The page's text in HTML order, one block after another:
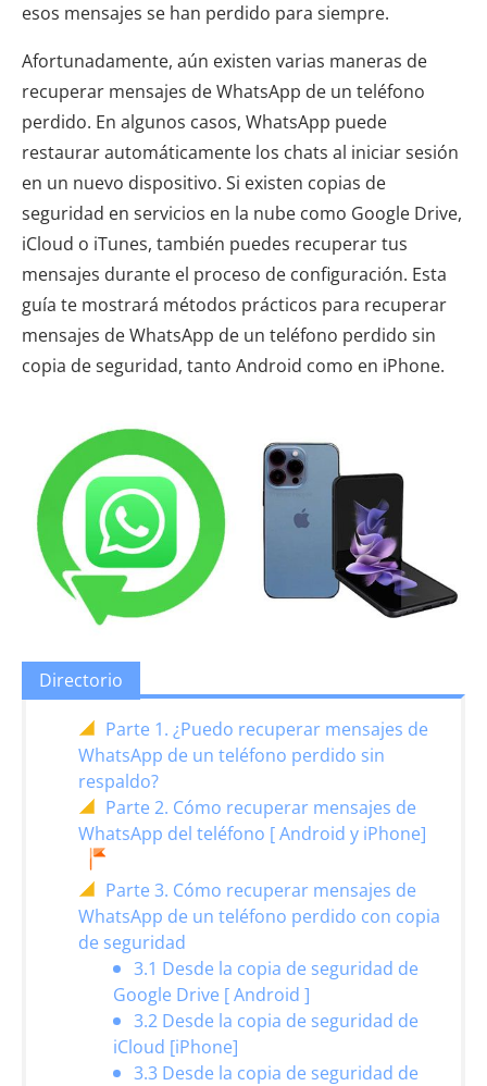
esos mensajes se han perdido para siempre.
Afortunadamente, aún existen varias maneras de
recuperar mensajes de WhatsApp de un teléfono
perdido. En algunos casos, WhatsApp puede
restaurar automáticamente los chats al iniciar sesión
en un nuevo dispositivo. Si existen copias de
seguridad en servicios en la nube como Google Drive,
iCloud o iTunes, también puedes recuperar tus
mensajes durante el proceso de configuración. Esta
guía te mostrará métodos prácticos para recuperar
mensajes de WhatsApp de un teléfono perdido sin
copia de seguridad, tanto Android como en iPhone.
Directorio
Parte 1. ¿Puedo recuperar mensajes de
WhatsApp de un teléfono perdido sin
respaldo?
Parte 2. Cómo recuperar mensajes de
WhatsApp del teléfono [ Android y iPhone]
Parte 3. Cómo recuperar mensajes de
WhatsApp de un teléfono perdido con copia
de seguridad
3.1 Desde la copia de seguridad de
Google Drive [ Android ]
3.2 Desde la copia de seguridad de
iCloud [iPhone]
3.3 Desde la copia de seguridad de